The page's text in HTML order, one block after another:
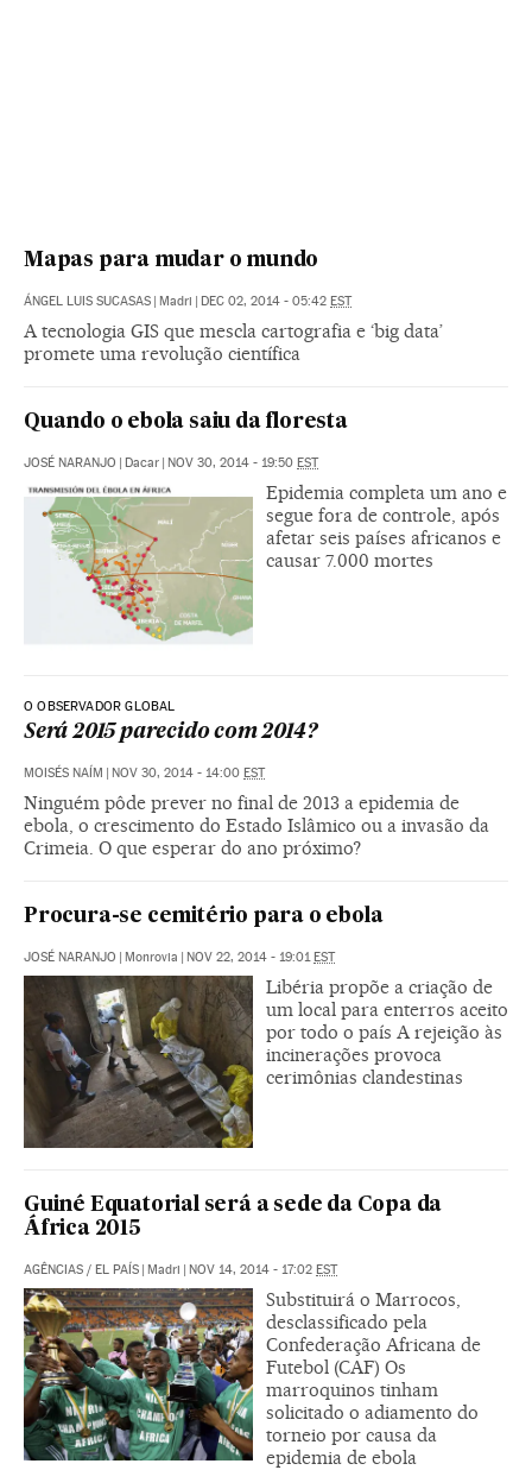
Mapas para mudar o mundo
ÁNGEL LUIS SUCASAS | Madri | DEC 02, 2014 - 05:42 EST
A tecnologia GIS que mescla cartografia e ‘big data’
promete uma revolução científica
Quando o ebola saiu da floresta
JOSÉ NARANJO | Dacar | NOV 30, 2014 - 19:50 EST
Epidemia completa um ano e
segue fora de controle, após
afetar seis países africanos e
causar 7.000 mortes
O OBSERVADOR GLOBAL
Será 2015 parecido com 2014?
MOISÉS NAÍM | NOV 30, 2014 - 14:00 EST
Ninguém pôde prever no final de 2013 a epidemia de
ebola, o crescimento do Estado Islâmico ou a invasão da
Crimeia. O que esperar do ano próximo?
Procura-se cemitério para o ebola
JOSÉ NARANJO | Monrovia | NOV 22, 2014 - 19:01 EST
Libéria propõe a criação de
um local para enterros aceito
por todo o país A rejeição às
incinerações provoca
cerimônias clandestinas
Guiné Equatorial será a sede da Copa da
África 2015
AGÊNCIAS / EL PAÍS | Madri | NOV 14, 2014 - 17:02 EST
Substituirá o Marrocos,
desclassificado pela
Confederação Africana de
Futebol (CAF) Os
marroquinos tinham
solicitado o adiamento do
torneio por causa da
epidemia de ebola